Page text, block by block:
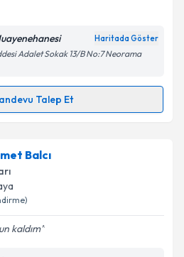
işlenmesine ilişkinAydınlatma
ve kişisel verilerimin belirtilen
kabul ediyorum.
Talebini Gönder
Haritada Göster
Adalet Sokak 13/B No:7 Neorama
Talep Et
Talebi
için randevu takvimi talebi
randevu almanız için bir
e-posta ile bilgilendireceğiz.
Balcı
kaldım